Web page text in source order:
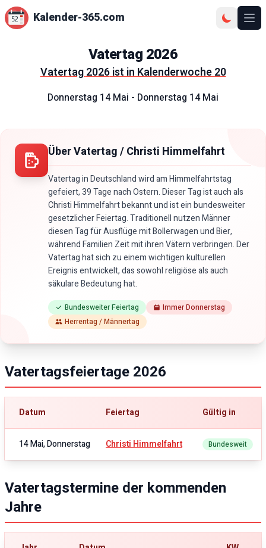
Kalender-365.com
Vatertag 2026
Vatertag2026ist in Kalenderwoche20
Donnerstag 14 Mai - Donnerstag 14 Mai
Über Vatertag / Christi Himmelfahrt
Vatertag in Deutschland wird am Himmelfahrtstag
gefeiert, 39 Tage nach Ostern. Dieser Tag ist auch als
Christi Himmelfahrt bekannt und ist ein bundesweiter
gesetzlicher Feiertag. Traditionell nutzen Männer
diesen Tag für Ausflüge mit Bollerwagen und Bier,
während Familien Zeit mit ihren Vätern verbringen. Der
Vatertag hat sich zu einem wichtigen kulturellen
Ereignis entwickelt, das sowohl religiöse als auch
säkulare Bedeutung hat.
Bundesweiter Feiertag
Immer Donnerstag
Herrentag / Männertag
Vatertagsfeiertage 2026
Datum Feiertag Gültig in
14 Mai, Donnerstag Christi Himmelfahrt Bundesweit
Vatertagstermine der kommenden
Jahre